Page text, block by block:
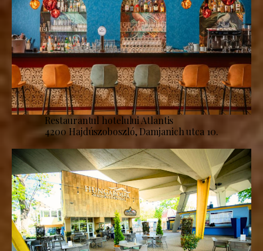
Restaurantul hotelului Atlantis
4200 Hajdúszoboszló, Damjanich utca 10.